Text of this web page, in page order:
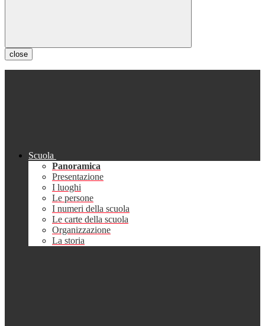
close
Scuola
Panoramica
Presentazione
I luoghi
Le persone
I numeri della scuola
Le carte della scuola
Organizzazione
La storia